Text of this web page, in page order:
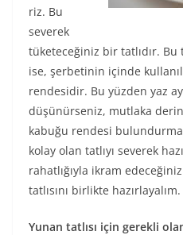
riz. Bu
severek
tüketeceğiniz bir tatlıdır. Bu
ise, şerbetinin içinde
rendesidir. Bu yüzden yaz
düşünürseniz, mutlaka
kabuğu rendesi
kolay olan tatlıyı severek
rahatlığıyla ikram
tatlısını birlikte hazırlayalım.
Yunan tatlısı için gerekli